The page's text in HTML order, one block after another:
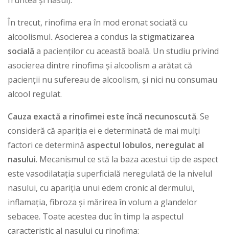
În trecut, rinofima era în mod eronat sociată cu
alcoolismul. Asocierea a condus la stigmatizarea
socială a pacienților cu această boală. Un studiu privind
asocierea dintre rinofima și alcoolism a arătat că
pacienții nu sufereau de alcoolism, și nici nu consumau
alcool regulat.
Cauza exactă a rinofimei este încă necunoscută. Se
consideră că apariția ei e determinată de mai mulți
factori ce determină aspectul lobulos, neregulat al
nasului. Mecanismul ce stă la baza acestui tip de aspect
este vasodilatația superficială neregulată de la nivelul
nasului, cu apariția unui edem cronic al dermului,
inflamația, fibroza și mărirea în volum a glandelor
sebacee. Toate acestea duc în timp la aspectul
caracteristic al nasului cu rinofima: